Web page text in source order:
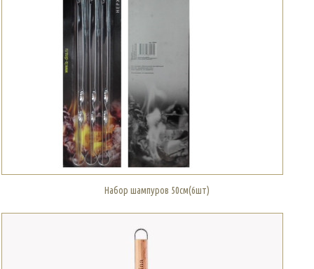
Набор шампуров 50см(6шт)